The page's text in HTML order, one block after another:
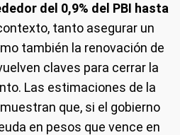
del 0,9% del PBI hasta
tanto asegurar un
también la renovación de
claves para cerrar la
Las estimaciones de la
que, si el gobierno
en pesos que vence en